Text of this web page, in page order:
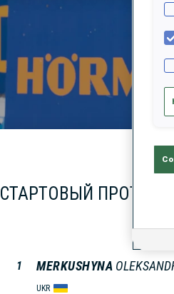
СТАРТОВЫЙ ПРОТОКОЛ
1 MERKUSHYNA
UKR